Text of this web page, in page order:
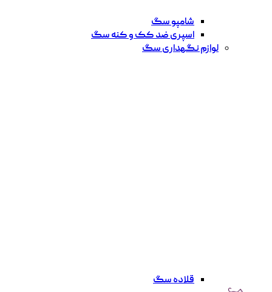
شامپو سگ
اسپری ضد کک و کنه سگ
لوازم نگهداری سگ
قلاده سگ